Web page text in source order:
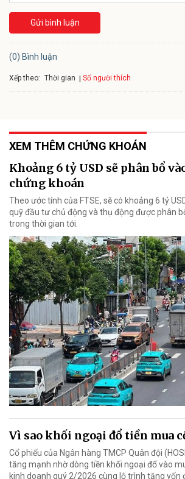
Gửi bình luận
(0) Bình luận
Xếp theo: Thời gian Số người thích
XEM THÊM CHỨNG KHOÁN
Khoảng 6 tỷ USD sẽ phân bổ
chứng khoán
Theo ước tính của FTSE, sẽ có khoảng 6 tỷ
quỹ đầu tư chủ động và thụ động được phân
trong thời gian tới.
Vì sao khối ngoại đổ tiền mua
Cổ phiếu của Ngân hàng TMCP Quân đội
tăng mạnh nhờ dòng tiền khối ngoại đổ vào
kinh doanh quý 2/2026 cùng lộ trình tăng vốn